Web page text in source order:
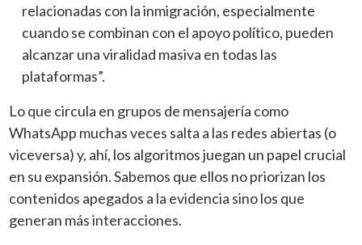
relacionadas con la inmigración, especialmente
cuando se combinan con el apoyo político, pueden
alcanzar una viralidad masiva en todas las
plataformas”.
Lo que circula en grupos de mensajería como
WhatsApp muchas veces salta a las redes abiertas (o
viceversa) y, ahí, los algoritmos juegan un papel crucial
en su expansión. Sabemos que ellos no priorizan los
contenidos apegados a la evidencia sino los que
generan más interacciones.